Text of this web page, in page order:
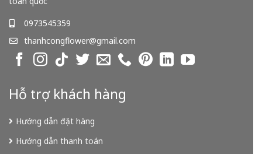
0973545359
thanhcongflower@gmail.com
Hỗ trợ khách hàng
Hướng dẫn đặt hàng
Hướng dẫn thanh toán